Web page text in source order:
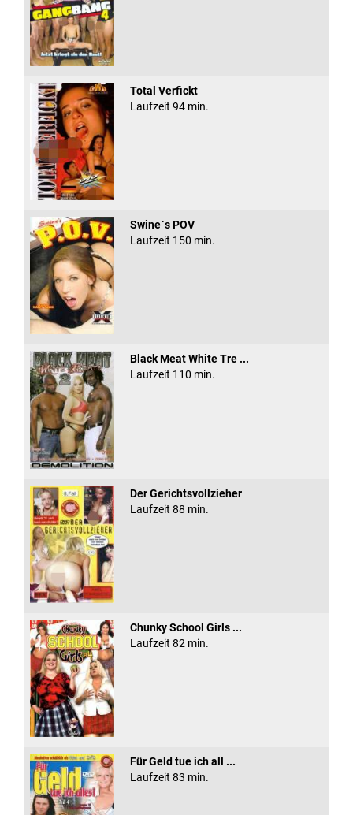
Total Verfickt
Laufzeit 94 min.
Swine`s POV
Laufzeit 150 min.
Black Meat White Tre ...
Laufzeit 110 min.
Der Gerichtsvollzieher
Laufzeit 88 min.
Chunky School Girls ...
Laufzeit 82 min.
Für Geld tue ich all ...
Laufzeit 83 min.